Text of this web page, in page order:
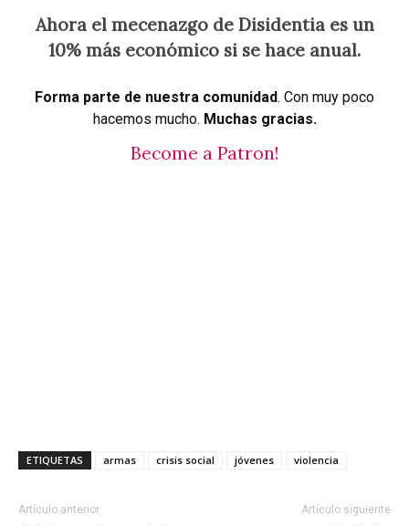
Ahora el mecenazgo de Disidentia es un
10% más económico si se hace anual.
Forma parte de nuestra comunidad. Con muy poco
hacemos mucho. Muchas gracias.
Become a Patron!
ETIQUETAS armas crisis social jóvenes violencia
Artículo anterior Artículo siguiente